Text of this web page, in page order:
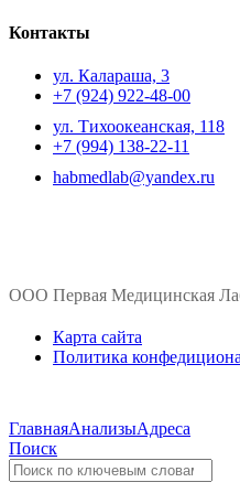
Контакты
ул. ​Калараша, 3
+7 (924) 922-48-00
ул. ​Тихоокеанская, 118
+7 (994) 138-22-11
habmedlab@yandex.ru
ООО Первая Медицинская
Карта сайта
Политика
ГлавнаяАнализыАдреса
Поиск